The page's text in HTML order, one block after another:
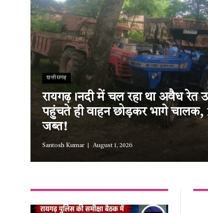
छत्तीसगढ़
रायगढ़।नदी में चल रहा था अवैध रेत
पहुंचते ही वाहन छोड़कर भागे चालक,
जब्त!
Santosh Kumar August 1, 2026